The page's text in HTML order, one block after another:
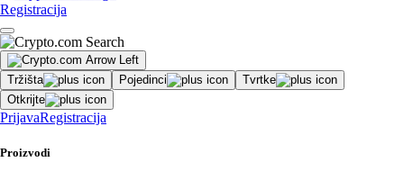
Registracija
Tržišta Pojedinci
Tvrtke
Otkrijte
PrijavaRegistracija
Proizvodi